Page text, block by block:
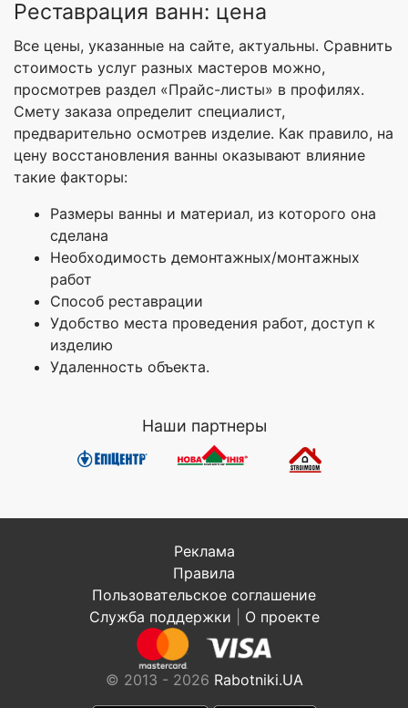
Реставрация ванн: цена
Все цены, указанные на сайте, актуальны. Сравнить
стоимость услуг разных мастеров можно,
просмотрев раздел «Прайс-листы» в профилях.
Смету заказа определит специалист,
предварительно осмотрев изделие. Как правило, на
цену восстановления ванны оказывают влияние
такие факторы:
Размеры ванны и материал, из которого она
сделана
Необходимость демонтажных/монтажных
работ
Способ реставрации
Удобство места проведения работ, доступ к
изделию
Удаленность объекта.
Наши партнеры
Реклама
Правила
Пользовательское соглашение
Служба поддержки
О проекте
© 2013 - 2026 Rabotniki.UA